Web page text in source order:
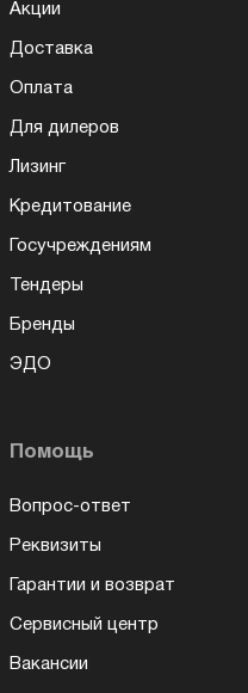
Акции
Доставка
Оплата
Для дилеров
Лизинг
Кредитование
Госучреждениям
Тендеры
Бренды
ЭДО
Помощь
Вопрос-ответ
Реквизиты
Гарантии и возврат
Сервисный центр
Вакансии